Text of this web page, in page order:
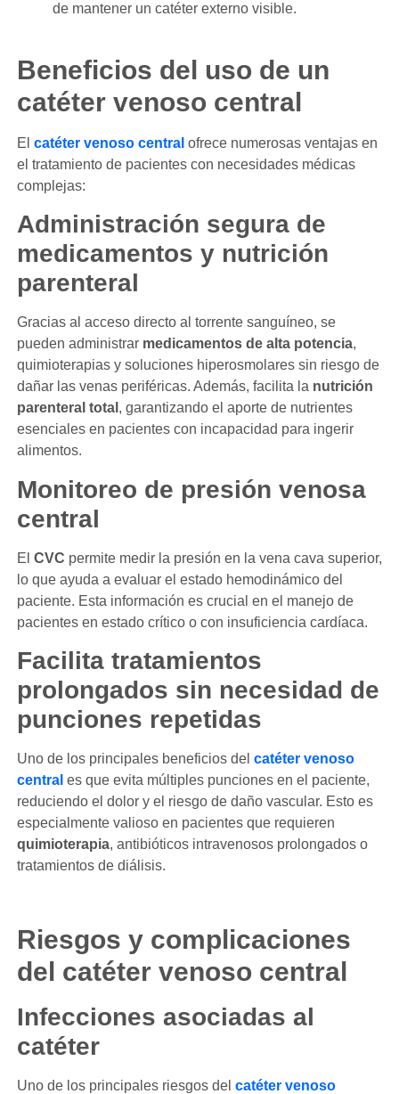
de mantener un catéter externo visible.
Beneficios del uso de un
catéter venoso central
El catéter venoso central ofrece numerosas ventajas en
el tratamiento de pacientes con necesidades médicas
complejas:
Administración segura de
medicamentos y nutrición
parenteral
Gracias al acceso directo al torrente sanguíneo, se
pueden administrar medicamentos de alta potencia,
quimioterapias y soluciones hiperosmolares sin riesgo de
dañar las venas periféricas. Además, facilita la nutrición
parenteral total , garantizando el aporte de nutrientes
esenciales en pacientes con incapacidad para ingerir
alimentos.
Monitoreo de presión venosa
central
El CVC permite medir la presión en la vena cava superior,
lo que ayuda a evaluar el estado hemodinámico del
paciente. Esta información es crucial en el manejo de
pacientes en estado crítico o con insuficiencia cardíaca.
Facilita tratamientos
prolongados sin necesidad de
punciones repetidas
Uno de los principales beneficios del catéter venoso
central es que evita múltiples punciones en el paciente,
reduciendo el dolor y el riesgo de daño vascular. Esto es
especialmente valioso en pacientes que requieren
quimioterapia, antibióticos intravenosos prolongados o
tratamientos de diálisis.
Riesgos y complicaciones
del catéter venoso central
Infecciones asociadas al
catéter
Uno de los principales riesgos del catéter venoso